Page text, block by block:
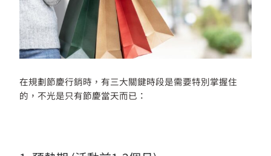
在規劃節慶行銷時，有三大關鍵時段是需要特別掌握住
的，不光是只有節慶當天而已：